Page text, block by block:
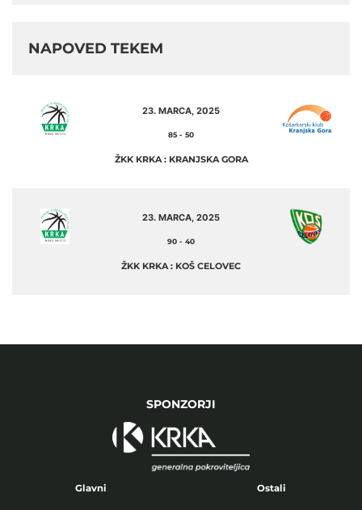
NAPOVED TEKEM
23. MARCA, 2025
85 - 50
ŽKK KRKA : KRANJSKA GORA
23. MARCA, 2025
90 - 40
ŽKK KRKA : KOŠ CELOVEC
SPONZORJI
Glavni Ostali